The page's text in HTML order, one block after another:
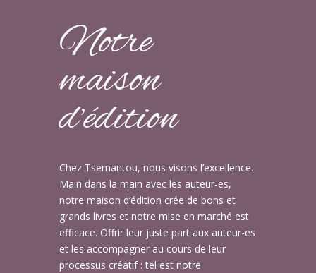
Notre
maison
d’édition
Chez Tsemantou, nous visons l’excellence.
Main dans la main avec les auteur-es,
notre maison d’édition crée de bons et
grands livres et notre mise en marché est
efficace. Offrir leur juste part aux auteur-es
et les accompagner au cours de leur
processus créatif : tel est notre